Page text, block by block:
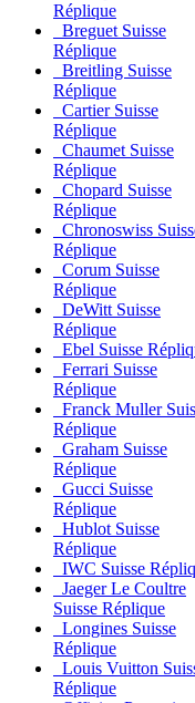
Réplique
Breguet Suisse
Réplique
Breitling Suisse
Réplique
Cartier Suisse
Réplique
Chaumet Suisse
Réplique
Chopard Suisse
Réplique
Chronoswiss
Réplique
Corum Suisse
Réplique
DeWitt Suisse
Réplique
Ebel Suisse
Ferrari Suisse
Réplique
Franck Muller
Réplique
Graham Suisse
Réplique
Gucci Suisse
Réplique
Hublot Suisse
Réplique
IWC Suisse
Jaeger Le Coultre
Suisse Réplique
Longines Suisse
Réplique
Louis Vuitton
Réplique